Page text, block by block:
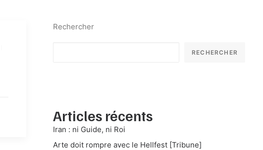
Rechercher
RECHERCHER
Articles récents
Iran : ni Guide, ni Roi
Arte doit rompre avec le Hellfest [Tribune]